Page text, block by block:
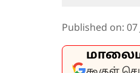
Published on: 07